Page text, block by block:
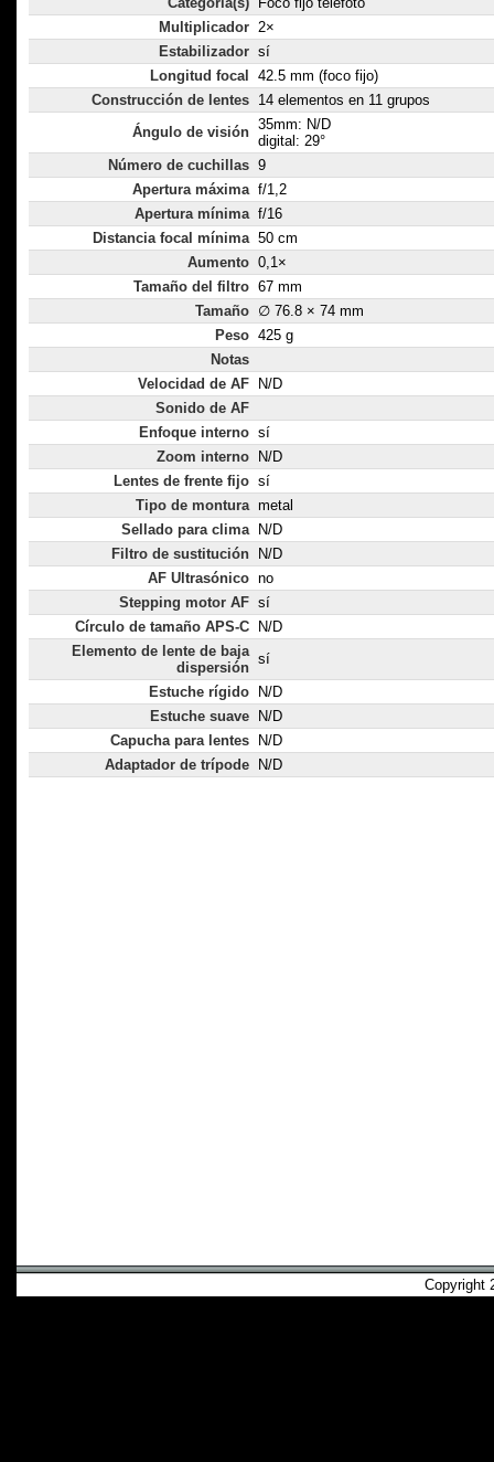
Multiplicador 2×
Estabilizador sí
Longitud focal
42.5 mm (foco fijo)
Construcción de lentes 14 elementos en 11 grupos
Ángulo de visión 35mm: N/D
digital: 29°
Número de cuchillas 9
Apertura máxima f/1,2
Apertura mínima f/16
Distancia focal mínima 50 cm
Aumento 0,1×
Tamaño del filtro 67 mm
Tamaño ∅ 76.8 × 74 mm
Peso 425 g
Notas
Velocidad de AF
N/D
Sonido de AF
Enfoque interno sí
Zoom interno
N/D
Lentes de frente fijo sí
Tipo de montura metal
Sellado para clima
N/D
Filtro de sustitución
N/D
AF Ultrasónico no
Stepping motor AF sí
Círculo de tamaño APS-C
N/D
Elemento de lente de baja
dispersión
sí
Estuche rígido
N/D
Estuche suave
N/D
Capucha para lentes
N/D
Adaptador de trípode
N/D
Copyright